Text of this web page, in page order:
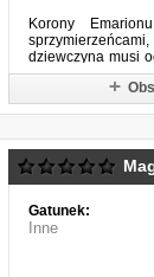
Korony
sprzymierzeńcami,
dziewczyna musi
armię.
Tymczasem
Gatunek:
Inne